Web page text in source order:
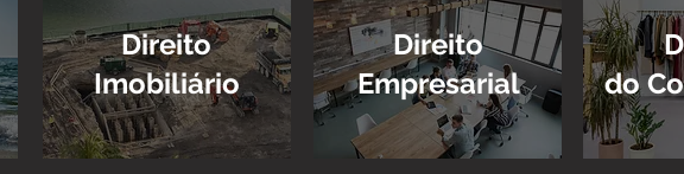
Direito
Empresarial
do
Direito
Imobiliário